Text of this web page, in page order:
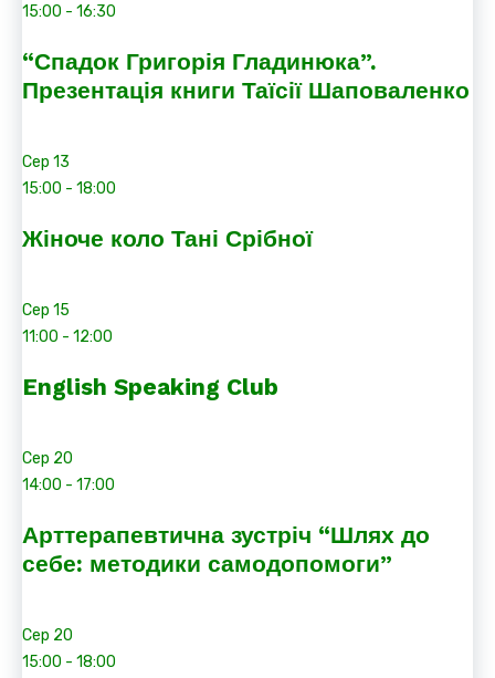
15:00 - 16:30
“Спадок Григорія Гладинюка”.
Презентація книги Таїсії Шаповаленко
Сер 13
15:00 - 18:00
Жіноче коло Тані Срібної
Сер 15
11:00 - 12:00
English Speaking Club
Сер 20
14:00 - 17:00
Арттерапевтична зустріч “Шлях до
себе: методики самодопомоги”
Сер 20
15:00 - 18:00